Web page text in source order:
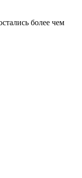
более чем